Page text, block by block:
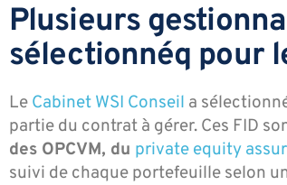
Plusieurs
sélectionnéq pour
Le Cabinet WSI Conseil a
partie du contrat à gérer. Ces FID
des OPCVM, du private equity
suivi de chaque portefeuille selon